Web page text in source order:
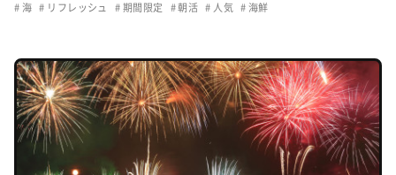
海 リフレッシュ 期間限定 朝活 人気 海鮮